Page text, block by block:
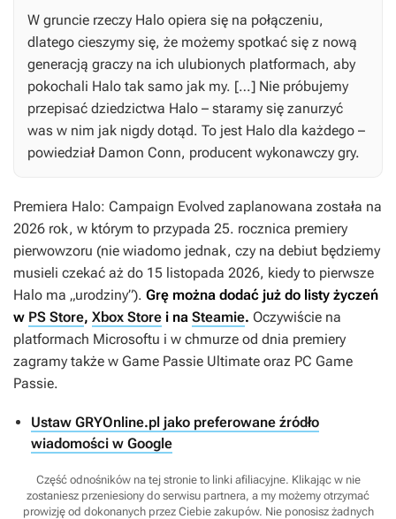
W gruncie rzeczy Halo opiera się na połączeniu,
dlatego cieszymy się, że możemy spotkać się z nową
generacją graczy na ich ulubionych platformach, aby
pokochali Halo tak samo jak my. […] Nie próbujemy
przepisać dziedzictwa Halo – staramy się zanurzyć
was w nim jak nigdy dotąd. To jest Halo dla każdego –
powiedział Damon Conn, producent wykonawczy gry.
Premiera Halo: Campaign Evolved zaplanowana została na
2026 rok, w którym to przypada 25. rocznica premiery
pierwowzoru (nie wiadomo jednak, czy na debiut będziemy
musieli czekać aż do 15 listopada 2026, kiedy to pierwsze
Halo ma „urodziny”). Grę można dodać już do listy życzeń
w PS Store, Xbox Store i na Steamie. Oczywiście na
platformach Microsoftu i w chmurze od dnia premiery
zagramy także w Game Passie Ultimate oraz PC Game
Passie.
Ustaw GRYOnline.pl jako preferowane źródło
wiadomości w Google
Część odnośników na tej stronie to linki afiliacyjne. Klikając w nie
zostaniesz przeniesiony do serwisu partnera, a my możemy otrzymać
prowizję od dokonanych przez Ciebie zakupów. Nie ponosisz żadnych